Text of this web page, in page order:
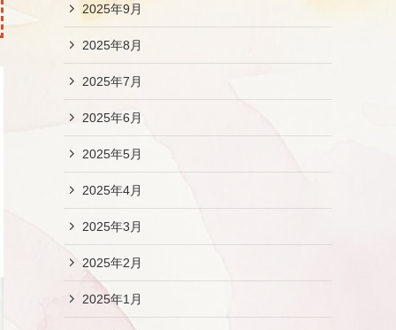
2025年9月
2025年8月
2025年7月
2025年6月
2025年5月
2025年4月
2025年3月
2025年2月
2025年1月